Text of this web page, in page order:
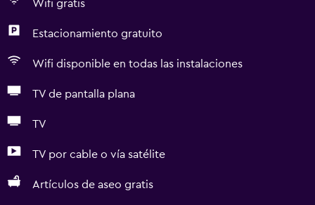
Wifi gratis
Estacionamiento gratuito
Wifi disponible en todas las instalaciones
TV de pantalla plana
TV
TV por cable o vía satélite
Artículos de aseo gratis